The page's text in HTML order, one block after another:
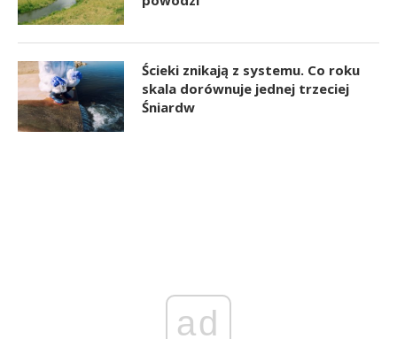
Ścieki znikają z systemu. Co roku
skala dorównuje jednej trzeciej
Śniardw
ad